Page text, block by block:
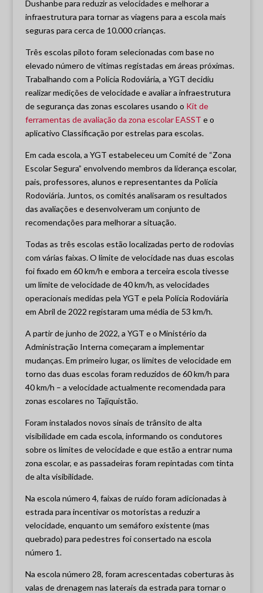
Dushanbe para reduzir as velocidades e melhorar a
infraestrutura para tornar as viagens para a escola mais
seguras para cerca de 10.000 crianças.
Três escolas piloto foram selecionadas com base no
elevado número de vítimas registadas em áreas próximas.
Trabalhando com a Polícia Rodoviária, a YGT decidiu
realizar medições de velocidade e avaliar a infraestrutura
de segurança das zonas escolares usando o Kit de
ferramentas de avaliação da zona escolar EASST e o
aplicativo Classificação por estrelas para escolas.
Em cada escola, a YGT estabeleceu um Comité de “Zona
Escolar Segura” envolvendo membros da liderança escolar,
pais, professores, alunos e representantes da Polícia
Rodoviária. Juntos, os comités analisaram os resultados
das avaliações e desenvolveram um conjunto de
recomendações para melhorar a situação.
Todas as três escolas estão localizadas perto de rodovias
com várias faixas. O limite de velocidade nas duas escolas
foi fixado em 60 km/h e embora a terceira escola tivesse
um limite de velocidade de 40 km/h, as velocidades
operacionais medidas pela YGT e pela Polícia Rodoviária
em Abril de 2022 registaram uma média de 53 km/h.
A partir de junho de 2022, a YGT e o Ministério da
Administração Interna começaram a implementar
mudanças. Em primeiro lugar, os limites de velocidade em
torno das duas escolas foram reduzidos de 60 km/h para
40 km/h – a velocidade actualmente recomendada para
zonas escolares no Tajiquistão.
Foram instalados novos sinais de trânsito de alta
visibilidade em cada escola, informando os condutores
sobre os limites de velocidade e que estão a entrar numa
zona escolar, e as passadeiras foram repintadas com tinta
de alta visibilidade.
Na escola número 4, faixas de ruído foram adicionadas à
estrada para incentivar os motoristas a reduzir a
velocidade, enquanto um semáforo existente (mas
quebrado) para pedestres foi consertado na escola
número 1.
Na escola número 28, foram acrescentadas coberturas às
valas de drenagem nas laterais da estrada para tornar o